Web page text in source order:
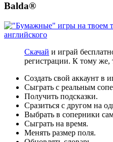
Balda®
Скачай и играй
регистрации. К тому
Создать свой аккаунт в
Сыграть с реальным
Получить подсказки.
Сразиться с другом на
Выбрать в соперники
Сыграть на время.
Менять размер поля.